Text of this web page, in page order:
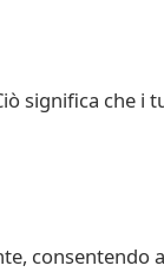
significa che i
consentendo